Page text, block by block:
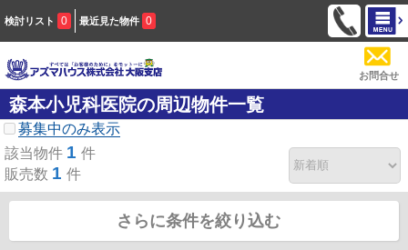
検討リスト 0 最近見た物件 0
お問合せ
森本小児科医院の周辺物件一覧
募集中のみ表示
該当物件 1 件
販売数 1 件
さらに条件を絞り込む